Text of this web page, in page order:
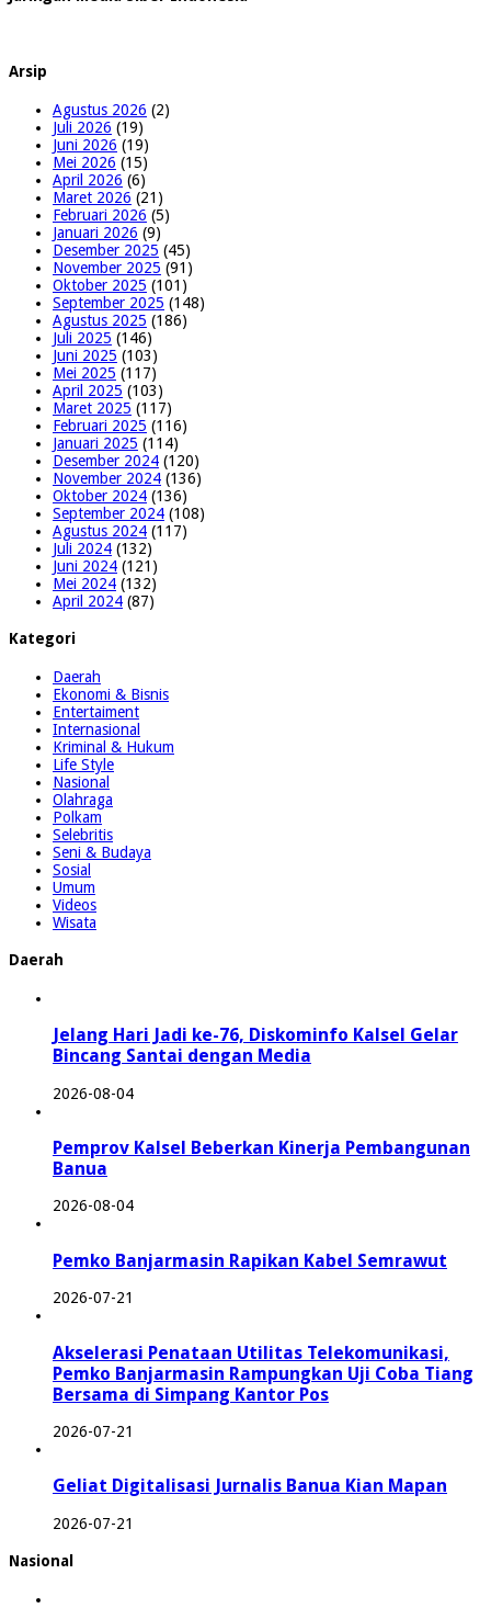
Arsip
Agustus 2026 (2)
Juli 2026 (19)
Juni 2026 (19)
Mei 2026 (15)
April 2026 (6)
Maret 2026 (21)
Februari 2026 (5)
Januari 2026 (9)
Desember 2025 (45)
November 2025 (91)
Oktober 2025 (101)
September 2025 (148)
Agustus 2025 (186)
Juli 2025 (146)
Juni 2025 (103)
Mei 2025 (117)
April 2025 (103)
Maret 2025 (117)
Februari 2025 (116)
Januari 2025 (114)
Desember 2024 (120)
November 2024 (136)
Oktober 2024 (136)
September 2024 (108)
Agustus 2024 (117)
Juli 2024 (132)
Juni 2024 (121)
Mei 2024 (132)
April 2024 (87)
Kategori
Daerah
Ekonomi & Bisnis
Entertaiment
Internasional
Kriminal & Hukum
Life Style
Nasional
Olahraga
Polkam
Selebritis
Seni & Budaya
Sosial
Umum
Videos
Wisata
Daerah
Jelang Hari Jadi ke-76, Diskominfo Kalsel Gelar
Bincang Santai dengan Media
2026-08-04
Pemprov Kalsel Beberkan Kinerja Pembangunan
Banua
2026-08-04
Pemko Banjarmasin Rapikan Kabel Semrawut
2026-07-21
Akselerasi Penataan Utilitas Telekomunikasi,
Pemko Banjarmasin Rampungkan Uji Coba Tiang
Bersama di Simpang Kantor Pos
2026-07-21
Geliat Digitalisasi Jurnalis Banua Kian Mapan
2026-07-21
Nasional